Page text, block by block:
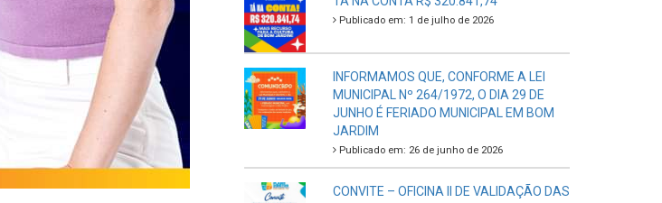
Publicado em: 1 de julho de 2026
INFORMAMOS QUE, CONFORME A LEI
MUNICIPAL Nº 264/1972, O DIA 29 DE
JUNHO É FERIADO MUNICIPAL EM BOM
JARDIM
Publicado em: 26 de junho de 2026
CONVITE – OFICINA II DE VALIDAÇÃO DAS